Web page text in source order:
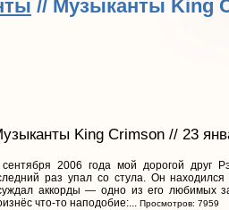
// Музыканты King
King Crimson // 23
2006 года мой дорогой друг
раз упал со стула. Он
аккорды — одно из его любимых
что-то наподобие:... Просмотров: 7959